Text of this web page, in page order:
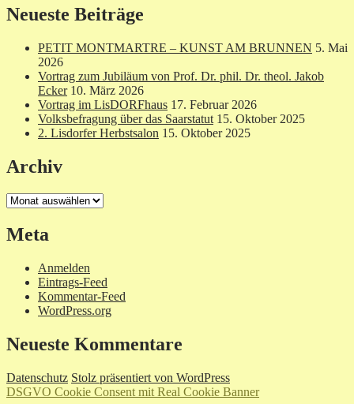
Neueste Beiträge
PETIT MONTMARTRE – KUNST AM BRUNNEN 5. Mai
2026
Vortrag zum Jubiläum von Prof. Dr. phil. Dr. theol. Jakob
Ecker 10. März 2026
Vortrag im LisDORFhaus 17. Februar 2026
Volksbefragung über das Saarstatut 15. Oktober 2025
2. Lisdorfer Herbstsalon 15. Oktober 2025
Archiv
Archiv
Meta
Anmelden
Eintrags-Feed
Kommentar-Feed
WordPress.org
Neueste Kommentare
Datenschutz Stolz präsentiert von WordPress
DSGVO Cookie Consent mit Real Cookie Banner